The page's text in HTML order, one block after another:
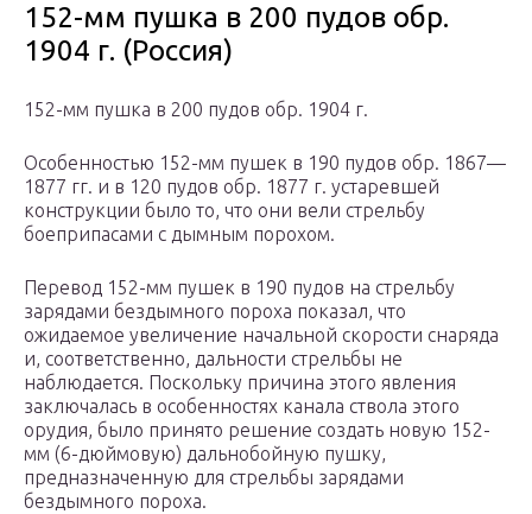
152-мм пушка в 200 пудов обр.
1904 г. (Россия)
152-мм пушка в 200 пудов обр. 1904 г.
Особенностью 152-мм пушек в 190 пудов обр. 1867—
1877 гг. и в 120 пудов обр. 1877 г. устаревшей
конструкции было то, что они вели стрельбу
боеприпасами с дымным порохом.
Перевод 152-мм пушек в 190 пудов на стрельбу
зарядами бездымного пороха показал, что
ожидаемое увеличение начальной скорости снаряда
и, соответственно, дальности стрельбы не
наблюдается. Поскольку причина этого явления
заключалась в особенностях канала ствола этого
орудия, было принято решение создать новую 152-
мм (6-дюймовую) дальнобойную пушку,
предназначенную для стрельбы зарядами
бездымного пороха.